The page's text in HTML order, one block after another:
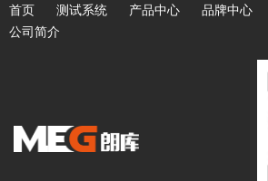
首页 测试系统 产品中心 品牌中心
公司简介